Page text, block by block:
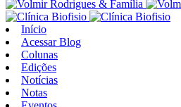
Início
Acessar Blog
Colunas
Edições
Notícias
Notas